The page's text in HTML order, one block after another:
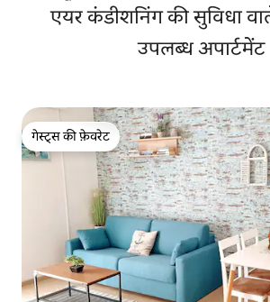
एयर कंडीशनिंग की सुविधा
उपलब्ध अपार्टमेंट
गेस्ट्स की फ़ेवरेट
गेस्ट्स की फ़ेवरेट